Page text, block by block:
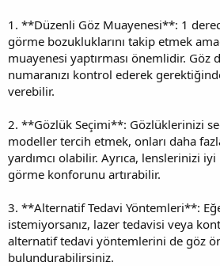
1. **Düzenli Göz Muayenesi**: 1
görme bozukluklarını takip etmek
muayenesi yaptırması önemlidir. Göz
numaranızı kontrol ederek
verebilir.
2. **Gözlük Seçimi**: Gözlüklerinizi
modeller tercih etmek, onları daha
yardımcı olabilir. Ayrıca, lenslerinizi
görme konforunu artırabilir.
3. **Alternatif Tedavi Yöntemleri**:
istemiyorsanız, lazer tedavisi veya
alternatif tedavi yöntemlerini de göz
bulundurabilirsiniz.